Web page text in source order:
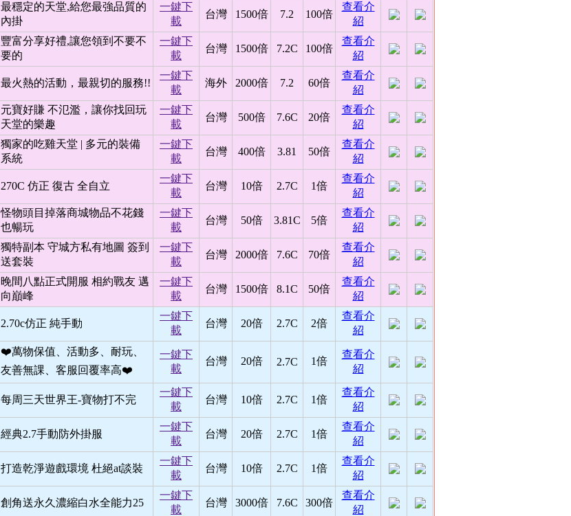
最穩定的天堂,給您最強品質的
內掛
一鍵下
載
台灣 1500倍 7.2 100倍
查看介
紹
豐富分享好禮,讓您領到不要不
要的
一鍵下
載
台灣 1500倍 7.2C 100倍
查看介
紹
最火熱的活動，最親切的服務!!
一鍵下
載
海外 2000倍 7.2 60倍
查看介
紹
元寶好賺 不氾濫，讓你找回玩
天堂的樂趣
一鍵下
載
台灣 500倍 7.6C 20倍
查看介
紹
獨家的吃雞天堂 | 多元的裝備
系統
一鍵下
載
台灣 400倍 3.81 50倍
查看介
紹
270C 仿正 復古 全自立
一鍵下
載
台灣 10倍 2.7C 1倍
查看介
紹
怪物頭目掉落商城物品不花錢
也暢玩
一鍵下
載
台灣 50倍 3.81C 5倍
查看介
紹
獨特副本 守城方私有地圖 簽到
送套裝
一鍵下
載
台灣 2000倍 7.6C 70倍
查看介
紹
晚間八點正式開服 相約戰友 邁
向巔峰
一鍵下
載
台灣 1500倍 8.1C 50倍
查看介
紹
2.70c仿正 純手動
一鍵下
載
台灣 20倍 2.7C 2倍
查看介
紹
❤️萬物保值、活動多、耐玩、
友善無課、客服回覆率高❤️
一鍵下
載
台灣 20倍 2.7C 1倍
查看介
紹
每周三天世界王-寶物打不完
一鍵下
載
台灣 10倍 2.7C 1倍
查看介
紹
經典2.7手動防外掛服
一鍵下
載
台灣 20倍 2.7C 1倍
查看介
紹
打造乾淨遊戲環境 杜絕at談裝
一鍵下
載
台灣 10倍 2.7C 1倍
查看介
紹
創角送永久濃縮白水全能力25
一鍵下
載
台灣 3000倍 7.6C 300倍
查看介
紹